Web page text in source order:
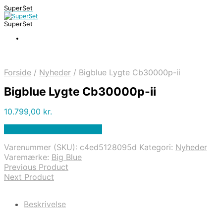
SuperSet
SuperSet
Forside / Nyheder / Bigblue Lygte Cb30000p-ii
Bigblue Lygte Cb30000p-ii
10.799,00 kr.
Varenummer (SKU): c4ed5128095d Kategori: Nyheder
Varemærke: Big Blue
Previous Product
Next Product
Beskrivelse